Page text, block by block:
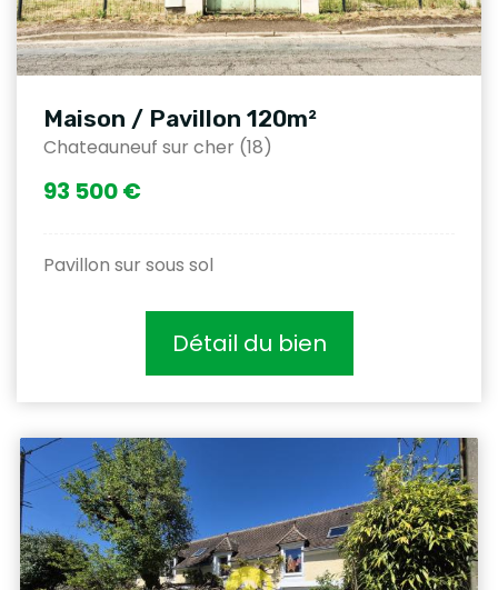
Maison / Pavillon 120m²
Chateauneuf sur cher (18)
93 500 €
Pavillon sur sous sol
Détail du bien